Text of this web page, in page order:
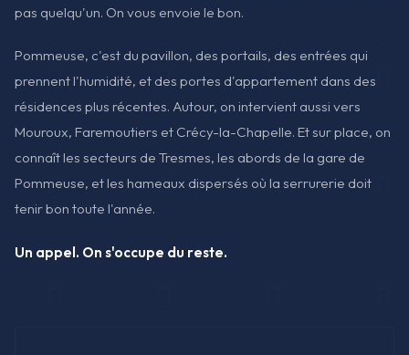
pas quelqu'un. On vous envoie le bon.
Pommeuse, c'est du pavillon, des portails, des entrées qui
prennent l'humidité, et des portes d'appartement dans des
résidences plus récentes. Autour, on intervient aussi vers
Mouroux, Faremoutiers et Crécy-la-Chapelle. Et sur place, on
connaît les secteurs de Tresmes, les abords de la gare de
Pommeuse, et les hameaux dispersés où la serrurerie doit
tenir bon toute l'année.
Un appel. On s'occupe du reste.